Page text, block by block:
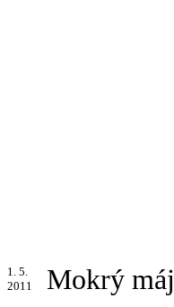
1. 5.
2011
Mokrý